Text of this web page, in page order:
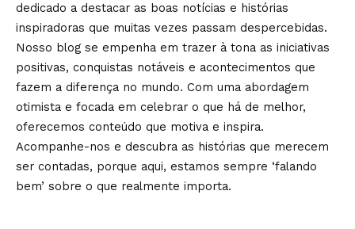
dedicado a destacar as boas notícias e histórias
inspiradoras que muitas vezes passam despercebidas.
Nosso blog se empenha em trazer à tona as iniciativas
positivas, conquistas notáveis e acontecimentos que
fazem a diferença no mundo. Com uma abordagem
otimista e focada em celebrar o que há de melhor,
oferecemos conteúdo que motiva e inspira.
Acompanhe-nos e descubra as histórias que merecem
ser contadas, porque aqui, estamos sempre ‘falando
bem’ sobre o que realmente importa.